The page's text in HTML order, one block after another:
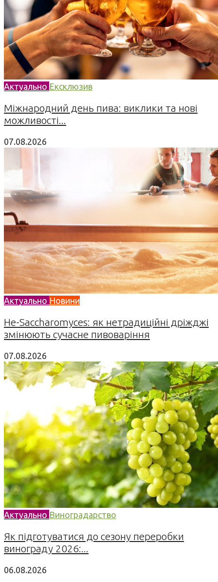
Актуально Ексклюзив
Міжнародний день пива: виклики та нові
можливості...
07.08.2026
Актуально Новини
Не-Saccharomyces: як нетрадиційні дріжджі
змінюють сучасне пивоваріння
07.08.2026
Актуально Виноградарство
Як підготуватися до сезону переробки
винограду 2026:...
06.08.2026